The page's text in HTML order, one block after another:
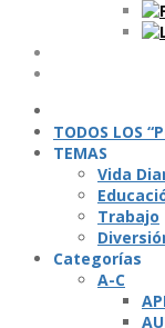
TODOS LOS
TEMAS
Vida
Trabajo
Categorí­as
A-C